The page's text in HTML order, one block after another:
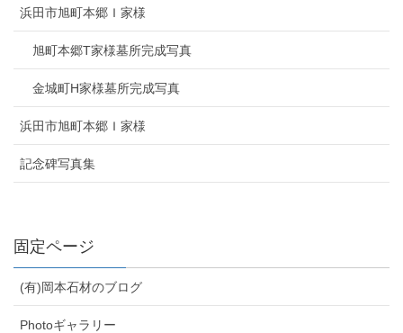
浜田市旭町本郷Ｉ家様
旭町本郷T家様墓所完成写真
金城町H家様墓所完成写真
浜田市旭町本郷Ｉ家様
記念碑写真集
固定ページ
(有)岡本石材のブログ
Photoギャラリー